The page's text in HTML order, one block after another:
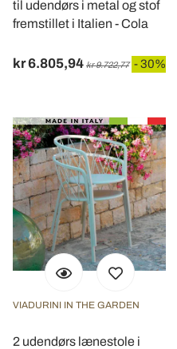
til udendørs i metal og stof
fremstillet i Italien - Cola
kr 6.805,94 kr 9.722,77 - 30%
VIADURINI IN THE GARDEN
2 udendørs lænestole i